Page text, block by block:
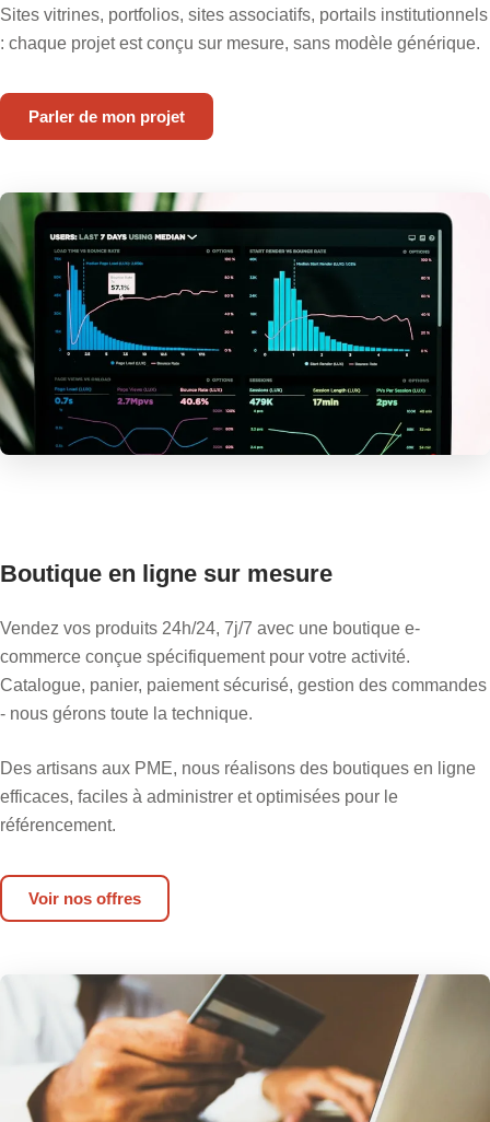
Sites vitrines, portfolios, sites associatifs, portails institutionnels
: chaque projet est conçu sur mesure, sans modèle générique.
Parler de mon projet
Boutique en ligne sur mesure
Vendez vos produits 24h/24, 7j/7 avec une boutique e-
commerce conçue spécifiquement pour votre activité.
Catalogue, panier, paiement sécurisé, gestion des commandes
- nous gérons toute la technique.
Des artisans aux PME, nous réalisons des boutiques en ligne
efficaces, faciles à administrer et optimisées pour le
référencement.
Voir nos offres